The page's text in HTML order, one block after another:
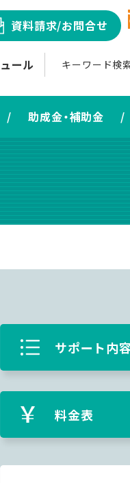
資料請求/お問合せ
ール キーワード検
/ 助成金・補助金 /
サポート内
料金表